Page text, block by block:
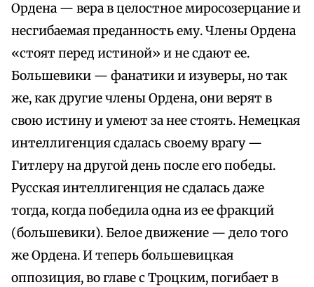
Ордена — вера в целостное миросозерцание и
несгибаемая преданность ему. Члены Ордена
«стоят перед истиной» и не сдают ее.
Большевики — фанатики и изуверы, но так
же, как другие члены Ордена, они верят в
свою истину и умеют за нее стоять. Немецкая
интеллигенция сдалась своему врагу —
Гитлеру на другой день после его победы.
Русская интеллигенция не сдалась даже
тогда, когда победила одна из ее фракций
(большевики). Белое движение — дело того
же Ордена. И теперь большевицкая
оппозиция, во главе с Троцким, погибает в